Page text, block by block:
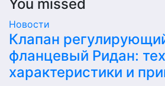
You missed
Новости
Клапан
фланцевый Ридан:
характеристики и